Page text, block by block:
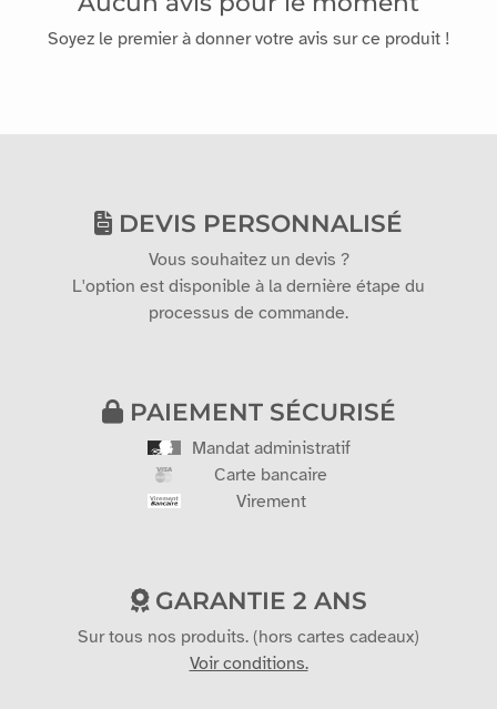
Soyez le premier à donner votre avis sur ce produit !
DEVIS PERSONNALISÉ
Vous souhaitez un devis ?
L'option est disponible à la dernière étape du
processus de commande.
PAIEMENT SÉCURISÉ
Mandat administratif
Carte bancaire
Virement
GARANTIE 2 ANS
Sur tous nos produits. (hors cartes cadeaux)
Voir conditions.